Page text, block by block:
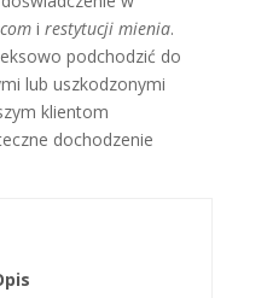
i restytucji mienia.
podchodzić do
lub uszkodzonymi
klientom
dochodzenie